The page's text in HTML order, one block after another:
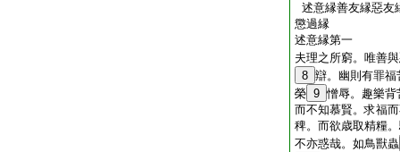
述意縁善友縁惡友
懲過縁
述意縁第一
夫理之所窮。唯善
8 辯。幽則有罪
榮 9 憎辱。趣樂背
而不知慕賢。求福
稗。而欲歳取精糧
不亦惑哉。如鳥獸蟲